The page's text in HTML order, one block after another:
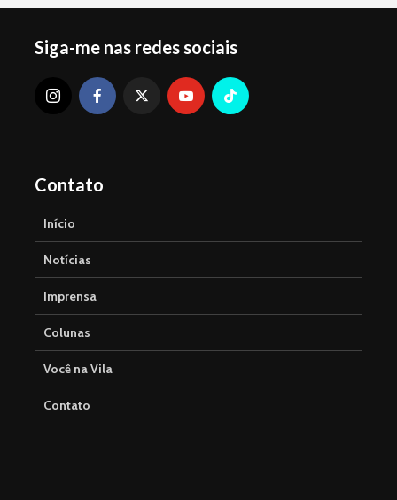
Siga-me nas redes sociais
Contato
Início
Notícias
Imprensa
Colunas
Você na Vila
Contato